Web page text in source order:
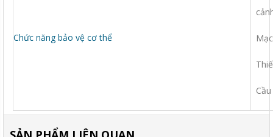
Chức năng bảo vệ cơ thể